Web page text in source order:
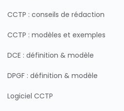
CCTP : conseils de rédaction
CCTP : modèles et exemples
DCE : définition & modèle
DPGF : définition & modèle
Logiciel CCTP